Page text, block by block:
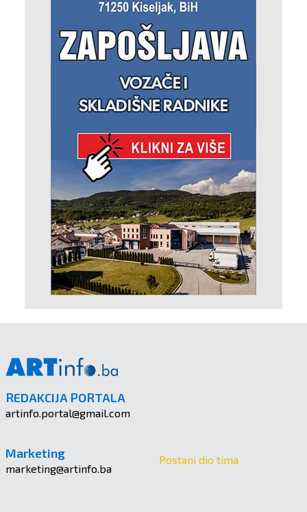
REDAKCIJA PORTALA
artinfo.portal@gmail.com
Marketing
marketing@artinfo.ba
Postani dio tima